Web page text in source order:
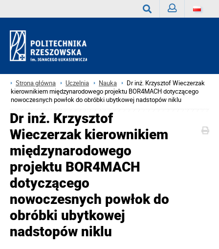
Strona główna Uczelnia Nauka
Dr inż. Krzysztof Wieczerzak
kierownikiem międzynarodowego projektu BOR4MACH dotyczącego
nowoczesnych powłok do obróbki ubytkowej nadstopów niklu
Dr inż. Krzysztof
Wieczerzak kierownikiem
międzynarodowego
projektu BOR4MACH
dotyczącego
nowoczesnych powłok do
obróbki ubytkowej
nadstopów niklu